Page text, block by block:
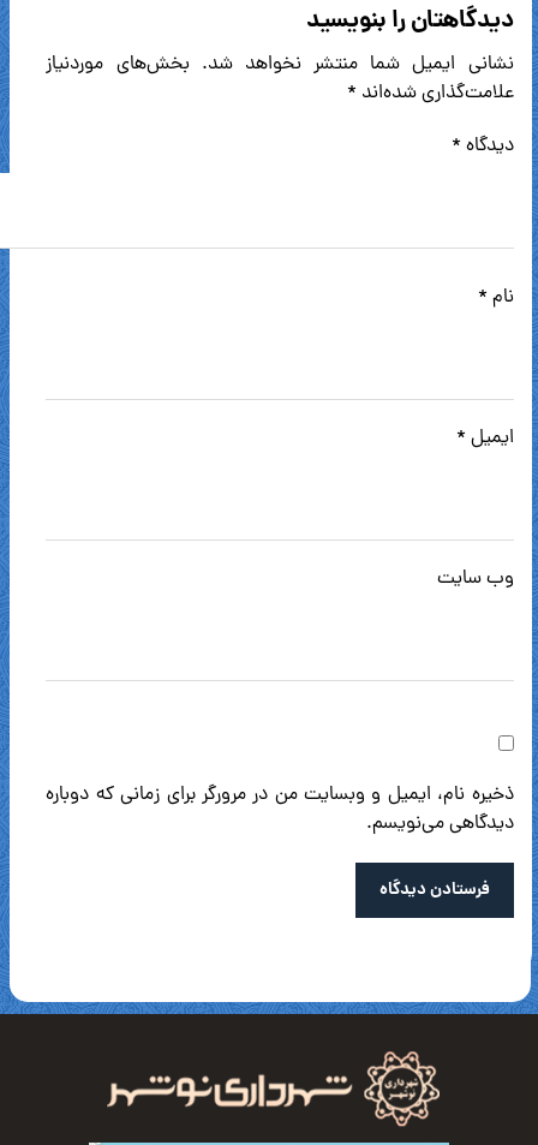
دیدگاهتان را بنویسید
نشانی ایمیل شما منتشر نخواهد شد. بخش‌های موردنیاز
علامت‌گذاری شده‌اند *
دیدگاه *
نام *
ایمیل *
وب‌ سایت
ذخیره نام، ایمیل و وبسایت من در مرورگر برای زمانی که دوباره
دیدگاهی می‌نویسم.
فرستادن دیدگاه